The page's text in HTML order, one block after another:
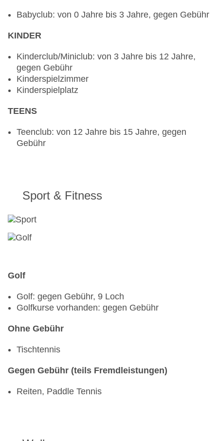
Babyclub: von 0 Jahre bis 3 Jahre, gegen Gebühr
KINDER
Kinderclub/Miniclub: von 3 Jahre bis 12 Jahre,
gegen Gebühr
Kinderspielzimmer
Kinderspielplatz
TEENS
Teenclub: von 12 Jahre bis 15 Jahre, gegen
Gebühr
Sport & Fitness
Golf
Golf: gegen Gebühr, 9 Loch
Golfkurse vorhanden: gegen Gebühr
Ohne Gebühr
Tischtennis
Gegen Gebühr (teils Fremdleistungen)
Reiten, Paddle Tennis